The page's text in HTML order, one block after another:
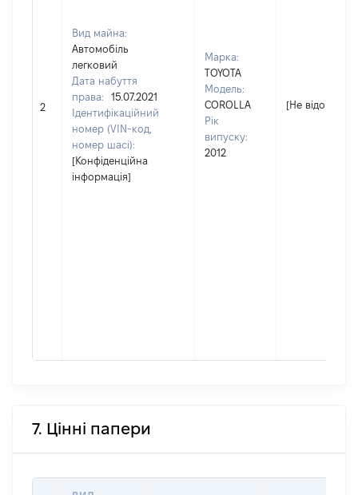
2
Вид майна:
Автомобіль
легковий
Дата набуття
права:
15.07.2021
Ідентифікаційний
номер (VIN-код,
номер шасі):
[Конфіденційна
інформація]
Марка:
TOYOTA
Модель:
COROLLA
Рік
випуску:
2012
[Не відомо]
7. Цінні папери